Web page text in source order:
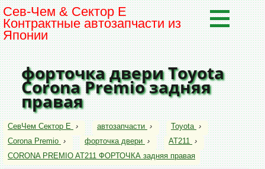
Сев-Чем & Сектор Е
Контрактные автозапчасти из
Японии
форточка двери Toyota
Corona Premio задняя
правая
СевЧем Сектор Е › автозапчасти › Toyota ›
Corona Premio › форточка двери › AT211 ›
CORONA PREMIO AT211 ФОРТОЧКА задняя правая